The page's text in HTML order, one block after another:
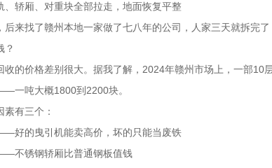
轿厢、对重块全部拉走，地面恢复平整
后来找了赣州本地一家做了七八年的公司，人家三天就拆完
？
收的价格差别很大。据我了解，2024年赣州市场上，一部
一吨大概1800到2200块。
有三个：
好的曳引机能卖高价，坏的只能当废铁
不锈钢轿厢比普通钢板值钱